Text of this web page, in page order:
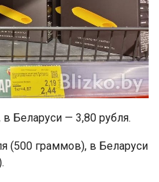
Беларуси — 3,80 рубля.
(500 граммов), в Беларуси